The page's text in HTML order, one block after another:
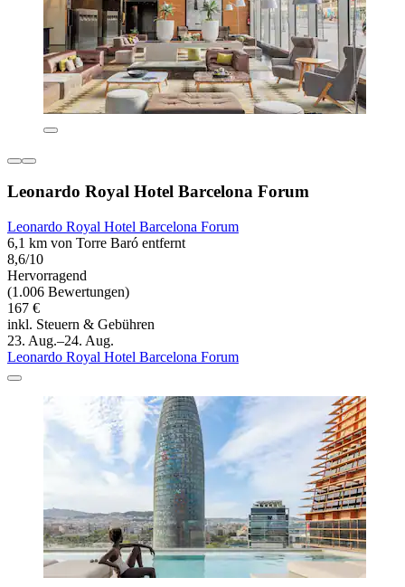
Leonardo Royal Hotel Barcelona Forum
Leonardo Royal Hotel Barcelona Forum
6,1 km von Torre Baró entfernt
8,6/10
Hervorragend
(1.006 Bewertungen)
167 €
inkl. Steuern & Gebühren
23. Aug.–24. Aug.
Leonardo Royal Hotel Barcelona Forum